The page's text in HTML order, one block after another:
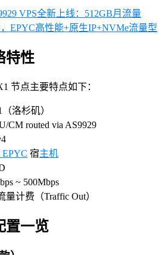
特性
节点主要特点如下：
洛杉矶）
CM routed via AS9929
宿主机
~ 500Mbps
计费（Traffic Out）
置一览